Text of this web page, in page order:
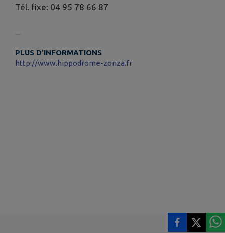
Tél. fixe: 04 95 78 66 87
PLUS D'INFORMATIONS
http://www.hippodrome-zonza.fr